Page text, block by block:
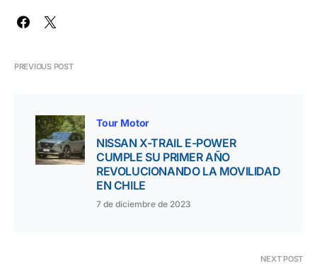
PREVIOUS POST
Tour Motor
NISSAN X-TRAIL E-POWER
CUMPLE SU PRIMER AÑO
REVOLUCIONANDO LA MOVILIDAD
EN CHILE
7 de diciembre de 2023
NEXT POST